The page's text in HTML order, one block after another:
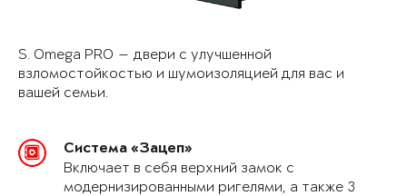
S. Omega PRO — двери с улучшенной
взломостойкостью и шумоизоляцией для вас и
вашей семьи.
Система «Зацеп»
Включает в себя верхний замок с
модернизированными ригелями, а также 3